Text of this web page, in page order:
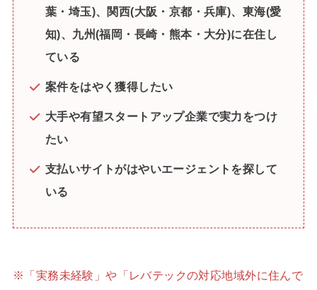
葉・埼玉)、関西(大阪・京都・兵庫)、東海(愛
知)、九州(福岡・長崎・熊本・大分)に在住し
ている
案件をはやく獲得したい
大手や有望スタートアップ企業で実力をつけ
たい
支払いサイトがはやいエージェントを探して
いる
※「実務未経験」や「レバテックの対応地域外に住んで